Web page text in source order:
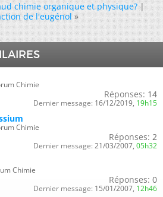
chimie organique et physique?|
de l'eugénol »
Chimie
Réponses: 14
Dernier message: 16/12/2019, 19h15
Chimie
Réponses: 2
Dernier message: 21/03/2007, 05h32
Chimie
Réponses: 0
Dernier message: 15/01/2007, 12h46